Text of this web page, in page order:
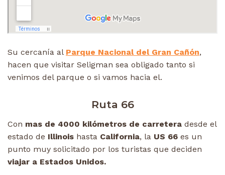
Su cercanía al Parque Nacional del Gran Cañón,
hacen que visitar Seligman sea obligado tanto si
venimos del parque o si vamos hacia el.
Ruta 66
Con mas de 4000 kilómetros de carretera desde el
estado de Illinois hasta California, la US 66 es un
punto muy solicitado por los turistas que deciden
viajar a Estados Unidos.